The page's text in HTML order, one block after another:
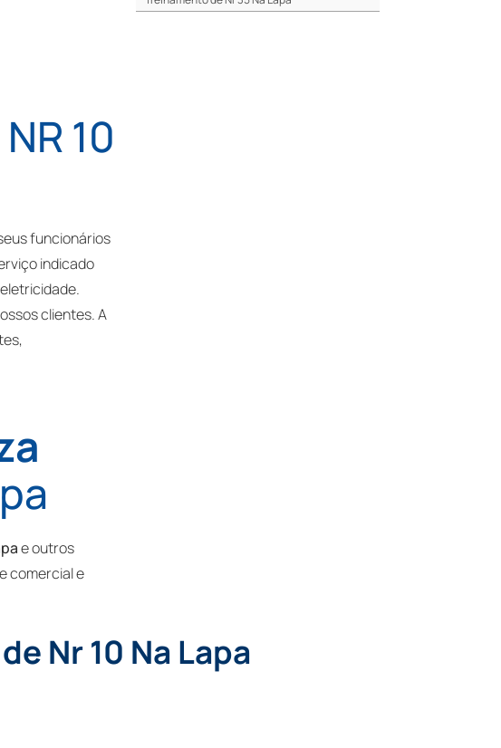
10
funcionários
indicado
clientes. A
e outros
comercial e
Nr 10 Na Lapa